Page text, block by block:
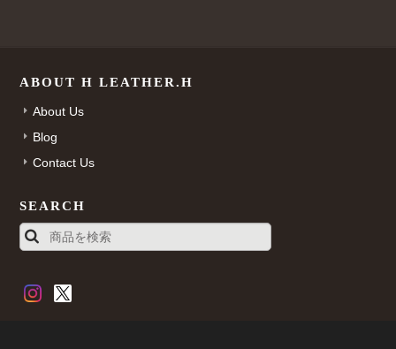
ABOUT H LEATHER.H
About Us
Blog
Contact Us
SEARCH